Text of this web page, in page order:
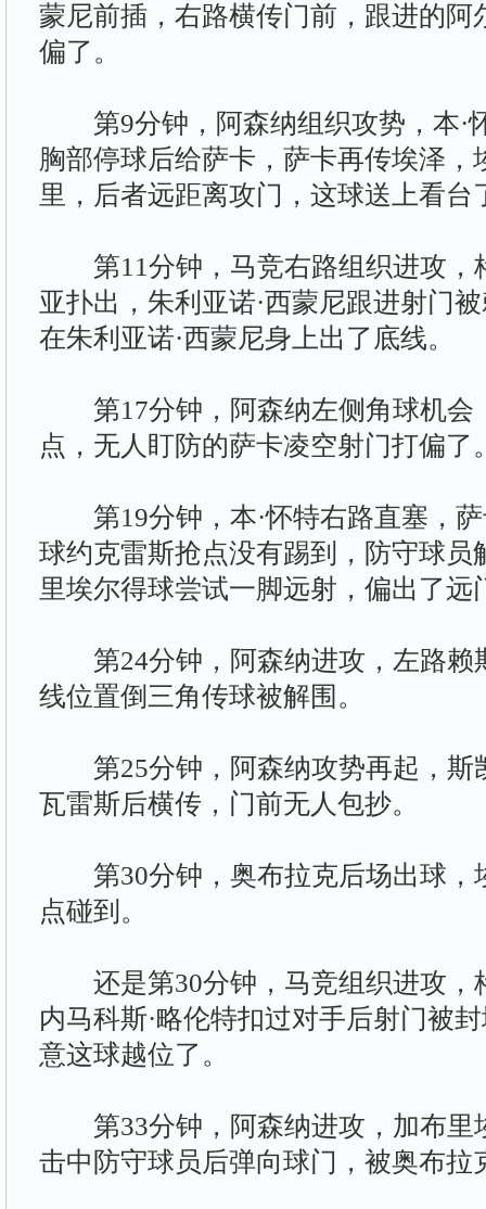
蒙尼前插，右路横传门前，跟进的阿
偏了。
第9分钟，阿森纳组织攻势，本·
胸部停球后给萨卡，萨卡再传埃泽，
里，后者远距离攻门，这球送上看台
第11分钟，马竞右路组织进攻，
亚扑出，朱利亚诺·西蒙尼跟进射门
在朱利亚诺·西蒙尼身上出了底线。
第17分钟，阿森纳左侧角球机会
点，无人盯防的萨卡凌空射门打偏了
第19分钟，本·怀特右路直塞，萨
球约克雷斯抢点没有踢到，防守球员
里埃尔得球尝试一脚远射，偏出了远
第24分钟，阿森纳进攻，左路赖
线位置倒三角传球被解围。
第25分钟，阿森纳攻势再起，斯
瓦雷斯后横传，门前无人包抄。
第30分钟，奥布拉克后场出球，
点碰到。
还是第30分钟，马竞组织进攻，
内马科斯·略伦特扣过对手后射门被
意这球越位了。
第33分钟，阿森纳进攻，加布里
击中防守球员后弹向球门，被奥布拉